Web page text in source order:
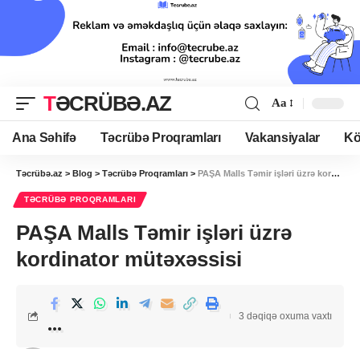
TƏCRÜBƏ.AZ Aa
Ana Səhifə Təcrübə Proqramları Vakansiyalar
Təcrübə.az > Blog > Təcrübə Proqramları > PAŞA Malls Təmir işləri üzrə kordinator mütəxəssisi
TƏCRÜBƏ PROQRAMLARI
PAŞA Malls Təmir işləri üzrə
kordinator mütəxəssisi
3 dəqiqə oxuma vaxtı